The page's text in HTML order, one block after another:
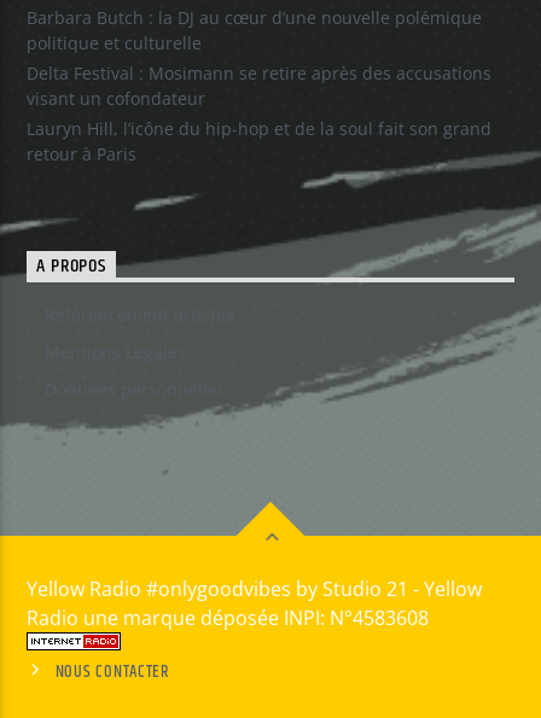
Barbara Butch : la DJ au cœur d’une nouvelle polémique
politique et culturelle
Delta Festival : Mosimann se retire après des accusations
visant un cofondateur
Lauryn Hill, l’icône du hip-hop et de la soul fait son grand
retour à Paris
A PROPOS
Yellow Radio #onlygoodvibes by Studio 21 - Yellow
Radio une marque déposée INPI: N°4583608
NOUS CONTACTER